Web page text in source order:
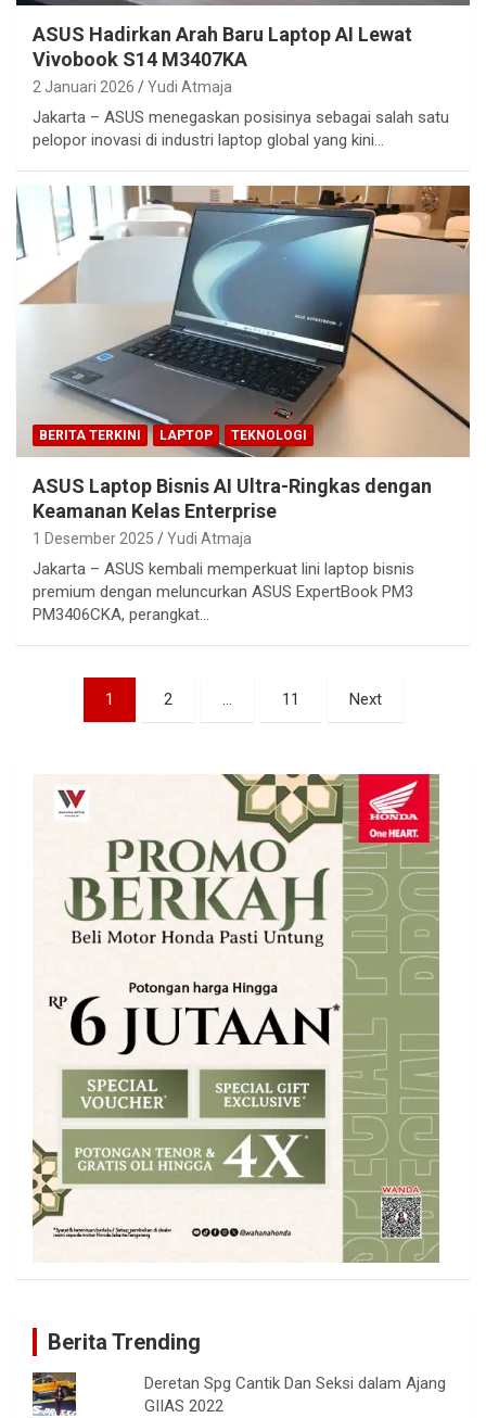
ASUS Hadirkan Arah Baru Laptop AI Lewat
Vivobook S14 M3407KA
2 Januari 2026 Yudi Atmaja
Jakarta – ASUS menegaskan posisinya sebagai salah satu
pelopor inovasi di industri laptop global yang kini…
BERITA TERKINI LAPTOP TEKNOLOGI
ASUS Laptop Bisnis AI Ultra-Ringkas dengan
Keamanan Kelas Enterprise
1 Desember 2025 Yudi Atmaja
Jakarta – ASUS kembali memperkuat lini laptop bisnis
premium dengan meluncurkan ASUS ExpertBook PM3
PM3406CKA, perangkat…
Paginasi
1 2 … 11 Next
Berita Trending
Deretan Spg Cantik Dan Seksi dalam Ajang
GIIAS 2022